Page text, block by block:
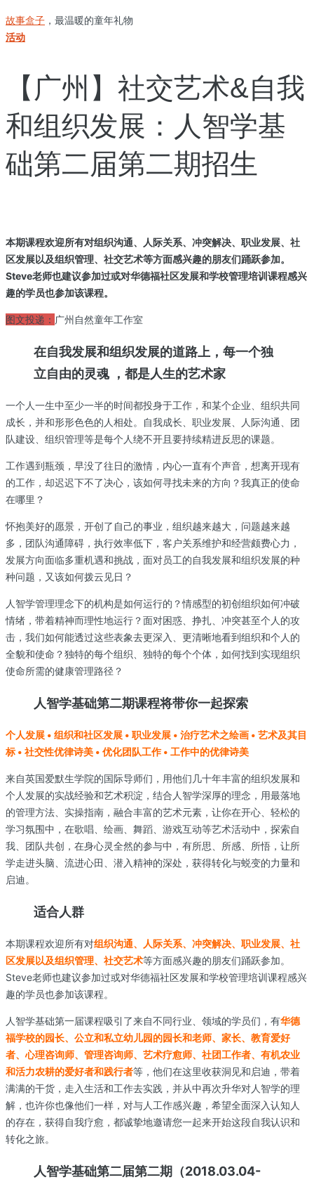
故事盒子 ，最温暖的童年礼物
活动
【广州】社交艺术&自我
和组织发展：人智学基
础第二届第二期招生
本期课程欢迎所有对组织沟通、人际关系、冲突解决、职业发展、社
区发展以及组织管理、社交艺术等方面感兴趣的朋友们踊跃参加。
Steve老师也建议参加过或对华德福社区发展和学校管理培训课程感兴
趣的学员也参加该课程。
图文投递： 广州自然童年工作室
在自我发展和组织发展的道路上，每一个独
立自由的灵魂 ，都是人生的艺术家
一个人一生中至少一半的时间都投身于工作，和某个企业、组织共同
成长，并和形形色色的人相处。自我成长、职业发展、人际沟通、团
队建设、组织管理等是每个人绕不开且要持续精进反思的课题。
工作遇到瓶颈，早没了往日的激情，内心一直有个声音，想离开现有
的工作，却迟迟下不了决心，该如何寻找未来的方向？我真正的使命
在哪里？
怀抱美好的愿景，开创了自己的事业，组织越来越大，问题越来越
多，团队沟通障碍，执行效率低下，客户关系维护和经营颇费心力，
发展方向面临多重机遇和挑战，面对员工的自我发展和组织发展的种
种问题，又该如何拨云见日？
人智学管理理念下的机构是如何运行的？情感型的初创组织如何冲破
情绪，带着精神而理性地运行？面对困惑、挣扎、冲突甚至个人的攻
击，我们如何能透过这些表象去更深入、更清晰地看到组织和个人的
全貌和使命？独特的每个组织、独特的每个个体，如何找到实现组织
使命所需的健康管理路径？
人智学基础第二期课程将带你一起探索
个人发展 • 组织和社区发展 • 职业发展 • 治疗艺术之绘画 • 艺术及其目
标 • 社交性优律诗美 • 优化团队工作 • 工作中的优律诗美
来自英国爱默生学院的国际导师们，用他们几十年丰富的组织发展和
个人发展的实战经验和艺术积淀，结合人智学深厚的理念，用最落地
的管理方法、实操指南，融合丰富的艺术元素，让你在开心、轻松的
学习氛围中，在歌唱、绘画、舞蹈、游戏互动等艺术活动中，探索自
我、团队共创，在身心灵全然的参与中，有所思、所感、所悟，让所
学走进头脑、流进心田、潜入精神的深处，获得转化与蜕变的力量和
启迪。
适合人群
本期课程欢迎所有对组织沟通、人际关系、冲突解决、职业发展、社
区发展以及组织管理、社交艺术等方面感兴趣的朋友们踊跃参加。
Steve老师也建议参加过或对华德福社区发展和学校管理培训课程感兴
趣的学员也参加该课程。
人智学基础第一届课程吸引了来自不同行业、领域的学员们，有华德
福学校的园长、公立和私立幼儿园的园长和老师、家长、教育爱好
者、心理咨询师、管理咨询师、艺术疗愈师、社团工作者、有机农业
和活力农耕的爱好者和践行者等，他们在这里收获洞见和启迪，带着
满满的干货，走入生活和工作去实践，并从中再次升华对人智学的理
解，也许你也像他们一样，对与人工作感兴趣，希望全面深入认知人
的存在，获得自我疗愈，都诚挚地邀请您一起来开始这段自我认识和
转化之旅。
人智学基础第二届第二期（2018.03.04-